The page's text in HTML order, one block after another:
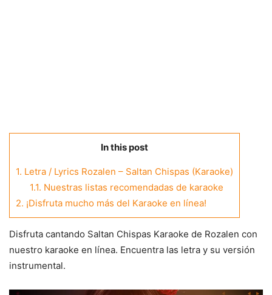
In this post
1. Letra / Lyrics Rozalen – Saltan Chispas (Karaoke)
1.1. Nuestras listas recomendadas de karaoke
2. ¡Disfruta mucho más del Karaoke en línea!
Disfruta cantando Saltan Chispas Karaoke de Rozalen con
nuestro karaoke en línea. Encuentra las letra y su versión
instrumental.